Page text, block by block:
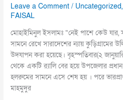
Leave a Comment / Uncategorized
FAISAL
মোহাইমিনুল ইসলামঃ “নেই পাশে কেউ
সামনে রেখে সারাদেশের ন্যায় কুড়িগ্রামের
উদযাপন করা হয়েছে। বৃহস্পতিবার(২
থেকে একটি র‍্যালি বের হয়ে উপজেলার
হলরুমের সামনে এসে শেষ হয় । পরে
মাহমুদুর